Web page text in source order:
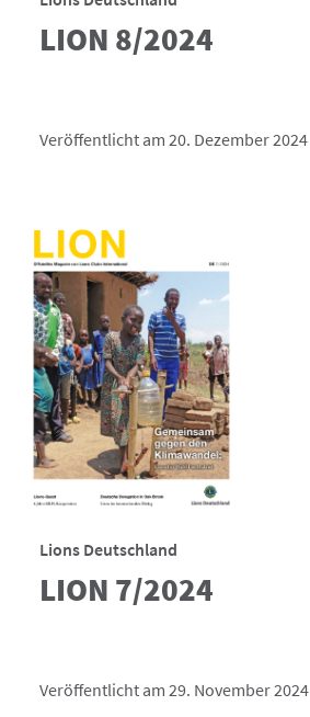
LION 8/2024
Veröffentlicht am 20. Dezember 2024
Lions Deutschland
LION 7/2024
Veröffentlicht am 29. November 2024